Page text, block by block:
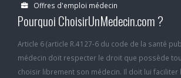
Offres d'emploi médecin
Pourquoi ChoisirUnMedecin.com ?
Article 6 (article R.4127-6 du code de la santé
médecin doit respecter le droit que possède
choisir librement son médecin. Il doit lui faciliter